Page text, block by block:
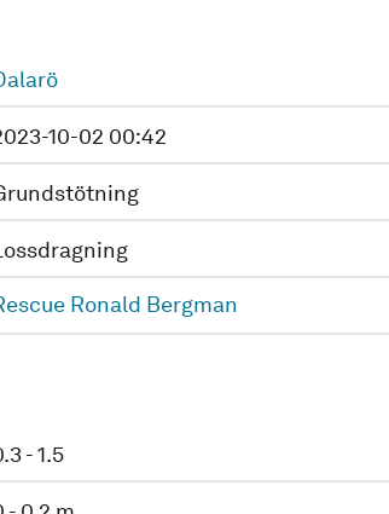
10-02 00:42
Ronald Bergman
- 1.5